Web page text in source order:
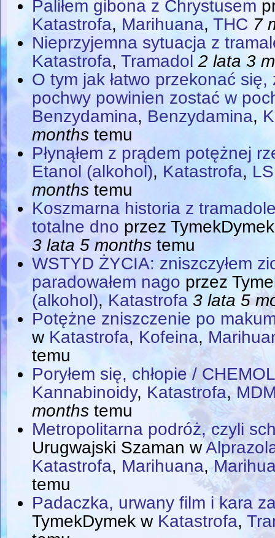
Paliłem gibona z Chrystusem
Katastrofa, Marihuana, THC 7
Nieprzyjemna sytuacja z
Katastrofa, Tramadol 2 lata 3
O tym jak łatwo przekonać się,
pochwy powinien zostać w
Benzydamina, Benzydamina,
monthstemu
Płynąłem z prądem potężnej
Etanol (alkohol), Katastrofa,
monthstemu
Koszmarna historia z
totalne dno przez TymekDymek
3 lata 5 monthstemu
WSTYD ŻYCIA: zniszczyłem
paradowałem nago przez
(alkohol), Katastrofa 3 lata 5
Potężne zniszczenie po
w Katastrofa, Kofeina,
temu
Poryłem się, chłopie /
Kannabinoidy, Katastrofa,
monthstemu
Metropolitarna podróż, czyli
Urugwajski Szaman w
Katastrofa, Marihuana,
temu
Padaczka, urwany film i kara
TymekDymek w Katastrofa,